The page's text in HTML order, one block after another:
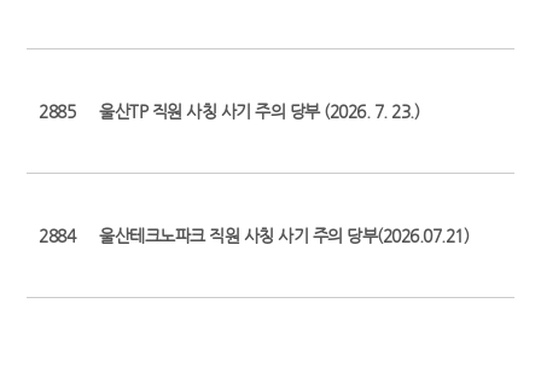
2885 울산TP 직원 사칭 사기 주의 당부 (2026. 7. 23.)
2884 울산테크노파크 직원 사칭 사기 주의 당부(2026.07.21)